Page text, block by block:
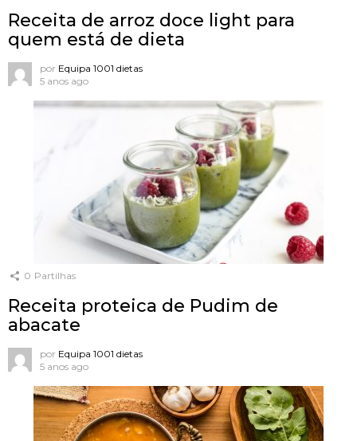
Receita de arroz doce light para
quem está de dieta
por Equipa 1001 dietas
5 anos ago
0 Partilhas
Receita proteica de Pudim de
abacate
por Equipa 1001 dietas
5 anos ago